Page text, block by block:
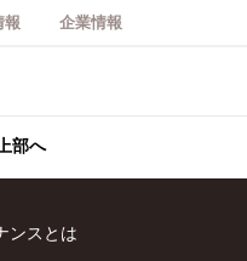
に亘る。
報 企業情報
部へ
ンスとは